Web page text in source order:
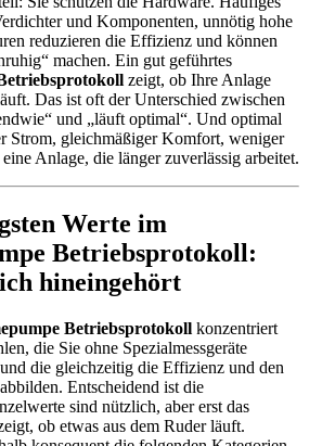
und Komponenten, unnötig hohe
reduzieren die Effizienz und können
machen. Ein gut geführtes
zeigt, ob Ihre Anlage
Das ist oft der Unterschied zwischen
und „läuft optimal“. Und optimal
Strom, gleichmäßiger Komfort, weniger
Anlage, die länger zuverlässig arbeitet.
Werte im
Betriebsprotokoll:
hineingehört
Betriebsprotokoll konzentriert
die Sie ohne Spezialmessgeräte
die gleichzeitig die Effizienz und den
Entscheidend ist die
sind nützlich, aber erst das
ob etwas aus dem Ruder läuft.